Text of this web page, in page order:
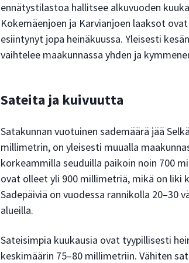
ennätystilastoa hallitsee alkuvuoden
Kokemäenjoen ja Karvianjoen laaksot
esiintynyt jopa heinäkuussa. Yleisesti
vaihtelee maakunnassa yhden ja
Sateita ja kuivuutta
Satakunnan vuotuinen sademäärä jää
millimetrin, on yleisesti muualla
korkeammilla seuduilla paikoin noin 700
ovat olleet yli 900 millimetriä, mikä on liki
Sadepäiviä on vuodessa rannikolla 20–30
alueilla.
Sateisimpia kuukausia ovat tyypillisesti
keskimäärin 75–80 millimetriin. Vähiten